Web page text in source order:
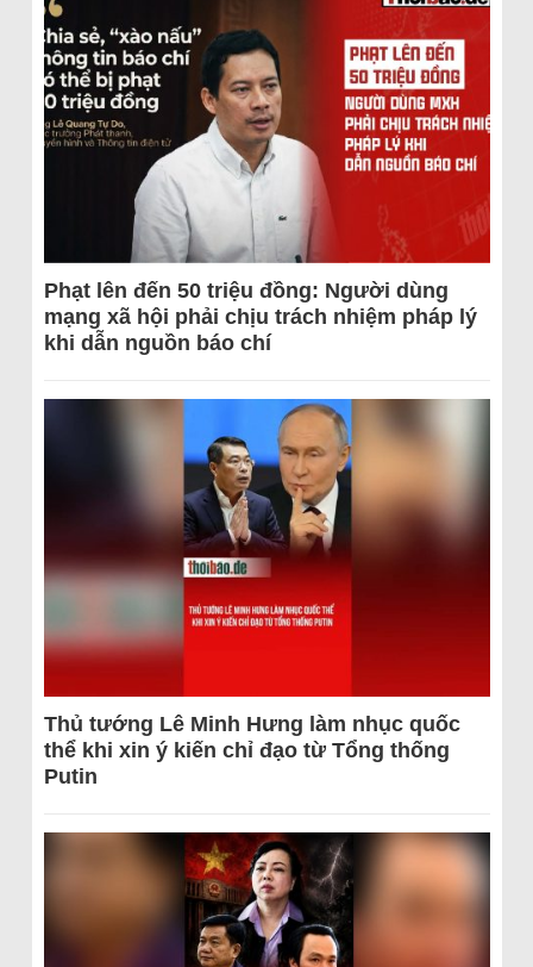
Phạt lên đến 50 triệu đồng: Người dùng
mạng xã hội phải chịu trách nhiệm pháp lý
khi dẫn nguồn báo chí
Thủ tướng Lê Minh Hưng làm nhục quốc
thể khi xin ý kiến chỉ đạo từ Tổng thống
Putin